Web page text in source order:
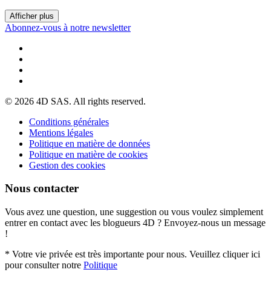
Afficher plus
Abonnez-vous à notre newsletter
© 2026 4D SAS. All rights reserved.
Conditions générales
Mentions légales
Politique en matière de données
Politique en matière de cookies
Gestion des cookies
Nous contacter
Vous avez une question, une suggestion ou vous voulez simplement
entrer en contact avec les blogueurs 4D ? Envoyez-nous un message
!
* Votre vie privée est très importante pour nous. Veuillez cliquer ici
pour consulter notre Politique